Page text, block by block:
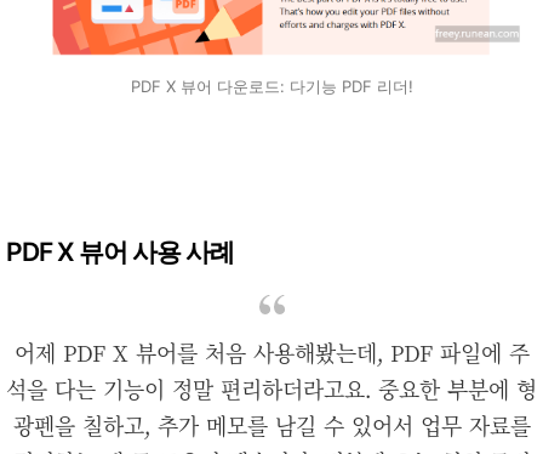
PDF X 뷰어 다운로드: 다기능 PDF 리더!
PDF X 뷰어 사용 사례
어제 PDF X 뷰어를 처음 사용해봤는데, PDF 파일에 주
석을 다는 기능이 정말 편리하더라고요. 중요한 부분에 형
광펜을 칠하고, 추가 메모를 남길 수 있어서 업무 자료를